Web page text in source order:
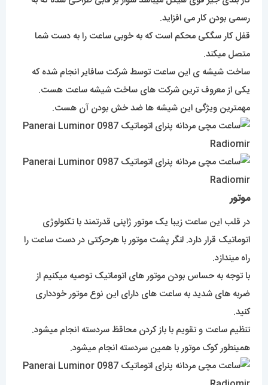
رسمی بودن کار می افزاید.
قفل کار سگکی محکم است که به خوبی ساعت را به دست شما
متصل میکند.
ساخت شیشه ی این ساعت توسط شرکت سافایر انجام شده که
یکی از معروف ترین شرکت های ساخت شیشه ساعت هست.
مهمترین ویژگی این شیشه ها ضد خش بودن آن هست.
موتور
در قلب این ساعت زیبا یک موتور ژاپنی قدرتمند با تکنولوژی
اتوماتیک قرار دارد. لنگر پشت موتور با هرحرکتی در دست ساعت را
راه میندازد.
با توجه به حساس بودن موتور های اتوماتیک توصیه میکنیم از
ضربه های شدید به ساعت های دارای این نوع موتور خودداری
کنید.
تنظیم ساعت و تقویم با باز کردن محاقظ سردسته انجام میشود.
همینطور کوک موتور با همین سردسته انجام میشود.